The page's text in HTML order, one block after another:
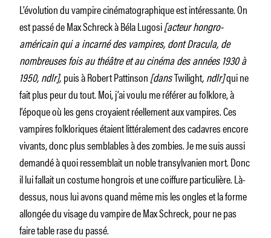
L’évolution du vampire cinématographique est intéressante. On
est passé de Max Schreck à Béla Lugosi[acteur hongro-
américain qui a incarné des vampires, dont Dracula, de
nombreuses fois au théâtre et au cinéma des années 1930 à
1950, ndlr],puis à Robert Pattinson[dansTwilight, ndlr]qui ne
fait plus peur du tout. Moi, j’ai voulu me référer au folklore, à
l’époque où les gens croyaient réellement aux vampires. Ces
vampires folkloriques étaient littéralement des cadavres encore
vivants, donc plus semblables à des zombies. Je me suis aussi
demandé à quoi ressemblait un noble transylvanien mort. Donc
il lui fallait un costume hongrois et une coiffure particulière. Là-
dessus, nous lui avons quand même mis les ongles et la forme
allongée du visage du vampire de Max Schreck, pour ne pas
faire table rase du passé.